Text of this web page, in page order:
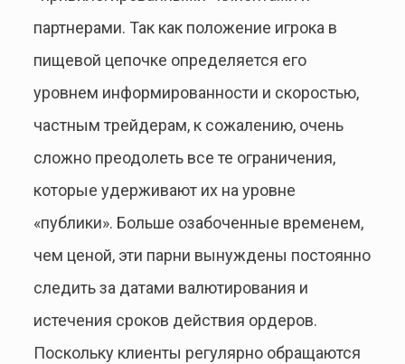
партнерами. Так как положение игрока в
пищевой цепочке определяется его
уровнем информированности и скоростью,
частным трейдерам, к сожалению, очень
сложно преодолеть все те ограничения,
которые удерживают их на уровне
«публики». Больше озабоченные временем,
чем ценой, эти парни вынуждены постоянно
следить за датами валютирования и
истечения сроков действия ордеров.
Поскольку клиенты регулярно обращаются